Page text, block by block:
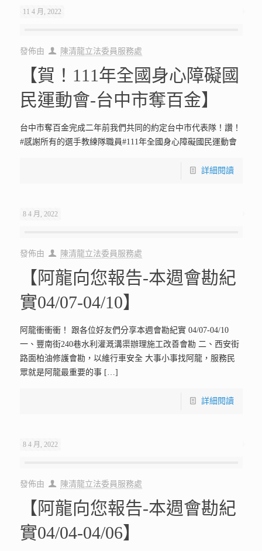
11 4 月, 2022
發佈由 陳清龍立法委員服務處
【賀！111年全國身心障礙國
民運動會-台中市奪百金】
台中市奪百金完成二年前我們共同的約定台中市代表隊！讚！
#感謝所有的選手教練隊職員#111年全國身心障礙國民運動會
詳細閱讀
8 4 月, 2022
發佈由 陳清龍立法委員服務處
【阿龍向您報告-本週會勘紀
實04/07-04/10】
阿龍衝衝衝！ 跟各位好友們分享本週會勘紀實 04/07-04/10
一、豐南街240巷水利灌溉溝渠辦理施工改善會勘 二、西安街
路面柏油修護會勘，以維行車安全 大事小事找阿龍，服務民
眾就是阿龍最重要的事[…]
詳細閱讀
8 4 月, 2022
發佈由 陳清龍立法委員服務處
【阿龍向您報告-本週會勘紀
實04/04-04/06】